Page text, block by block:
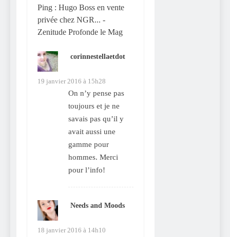
Ping : Hugo Boss en vente
privée chez NGR... -
Zenitude Profonde le Mag
corinnestellaetdot
dit :
19 janvier 2016 à 15h28
On n’y pense pas
toujours et je ne
savais pas qu’il y
avait aussi une
gamme pour
hommes. Merci
pour l’info!
Needs and Moods
dit :
18 janvier 2016 à 14h10